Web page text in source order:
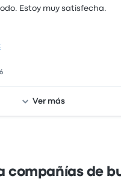
Estoy muy satisfecha.
fue satisfactoria
Ver más
compañías de